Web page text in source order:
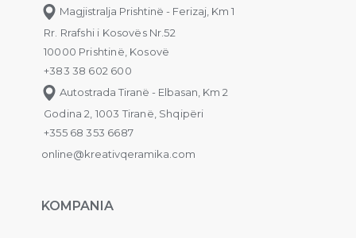
Magjistralja Prishtinë - Ferizaj, Km 1
Rr. Rrafshi i Kosovës Nr.52
10000 Prishtinë, Kosovë
+383 38 602 600
Autostrada Tiranë - Elbasan, Km 2
Godina 2, 1003 Tiranë, Shqipëri
+355 68 353 6687
online@kreativqeramika.com
KOMPANIA